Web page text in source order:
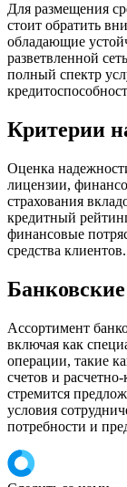
Для размещения
стоит обратить
обладающие
разветвленной
полный спектр
Критерии
Оценка
лицензии,
страхования
кредитный
финансовые
средства клиентов.
Ассортимент
включая как
операции, такие
счетов и
стремится
условия
потребности и